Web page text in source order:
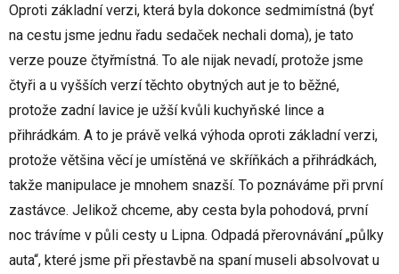
Oproti základní verzi, která byla dokonce sedmimístná (byť
na cestu jsme jednu řadu sedaček nechali doma), je tato
verze pouze čtyřmístná. To ale nijak nevadí, protože jsme
čtyři a u vyšších verzí těchto obytných aut je to běžné,
protože zadní lavice je užší kvůli kuchyňské lince a
přihrádkám. A to je právě velká výhoda oproti základní verzi,
protože většina věcí je umístěná ve skříňkách a přihrádkách,
takže manipulace je mnohem snazší. To poznáváme při první
zastávce. Jelikož chceme, aby cesta byla pohodová, první
noc trávíme v půli cesty u Lipna. Odpadá přerovnávání „půlky
auta“, které jsme při přestavbě na spaní museli absolvovat u